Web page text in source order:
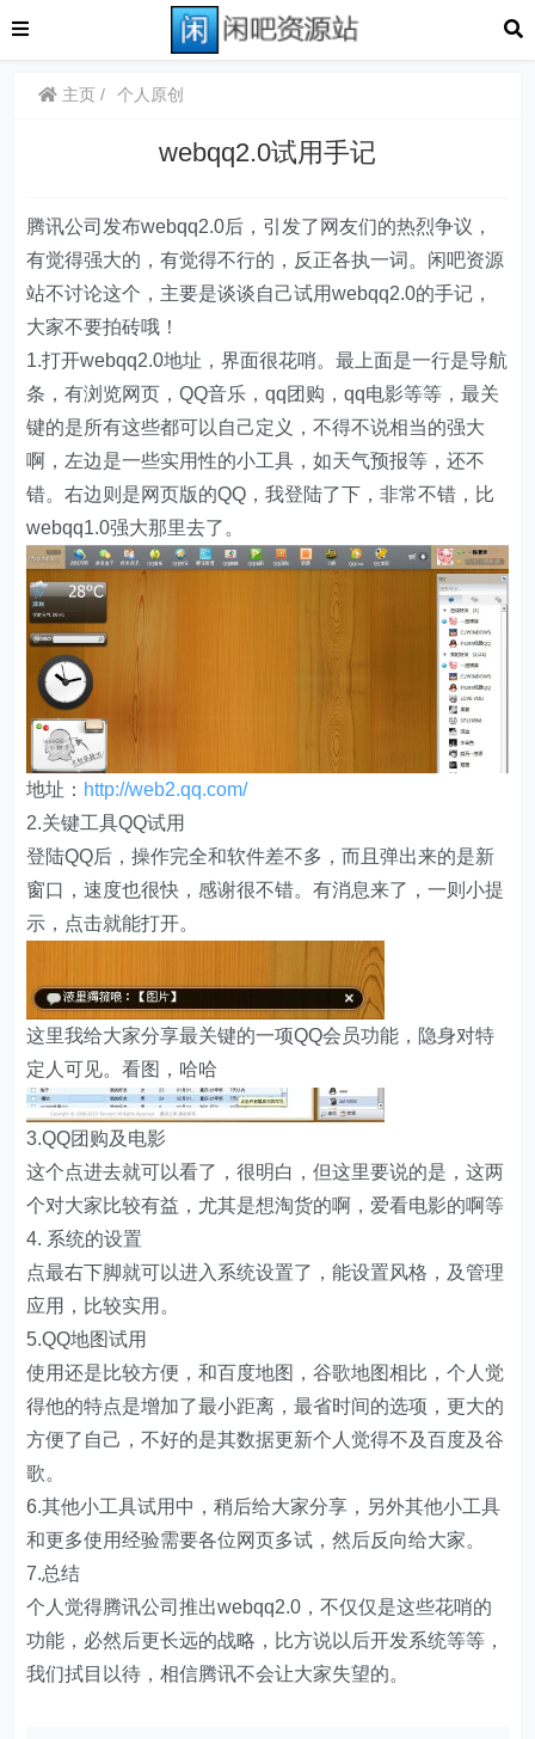
主页 个人原创
webqq2.0试用手记
腾讯公司发布webqq2.0后，引发了网友们的热烈争议，
有觉得强大的，有觉得不行的，反正各执一词。闲吧资源
站不讨论这个，主要是谈谈自己试用webqq2.0的手记，
大家不要拍砖哦！
1.打开webqq2.0地址，界面很花哨。最上面是一行是导航
条，有浏览网页，QQ音乐，qq团购，qq电影等等，最关
键的是所有这些都可以自己定义，不得不说相当的强大
啊，左边是一些实用性的小工具，如天气预报等，还不
错。右边则是网页版的QQ，我登陆了下，非常不错，比
webqq1.0强大那里去了。
地址： http://web2.qq.com/
2.关键工具QQ试用
登陆QQ后，操作完全和软件差不多，而且弹出来的是新
窗口，速度也很快，感谢很不错。有消息来了，一则小提
示，点击就能打开。
这里我给大家分享最关键的一项QQ会员功能，隐身对特
定人可见。看图，哈哈
3.QQ团购及电影
这个点进去就可以看了，很明白，但这里要说的是，这两
个对大家比较有益，尤其是想淘货的啊，爱看电影的啊等
4. 系统的设置
点最右下脚就可以进入系统设置了，能设置风格，及管理
应用，比较实用。
5.QQ地图试用
使用还是比较方便，和百度地图，谷歌地图相比，个人觉
得他的特点是增加了最小距离，最省时间的选项，更大的
方便了自己，不好的是其数据更新个人觉得不及百度及谷
歌。
6.其他小工具试用中，稍后给大家分享，另外其他小工具
和更多使用经验需要各位网页多试，然后反向给大家。
7.总结
个人觉得腾讯公司推出webqq2.0，不仅仅是这些花哨的
功能，必然后更长远的战略，比方说以后开发系统等等，
我们拭目以待，相信腾讯不会让大家失望的。